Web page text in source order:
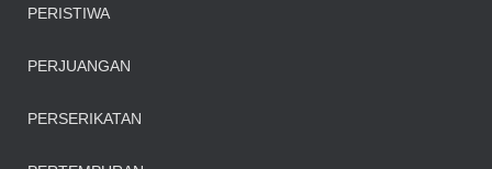
PERISTIWA
PERJUANGAN
PERSERIKATAN